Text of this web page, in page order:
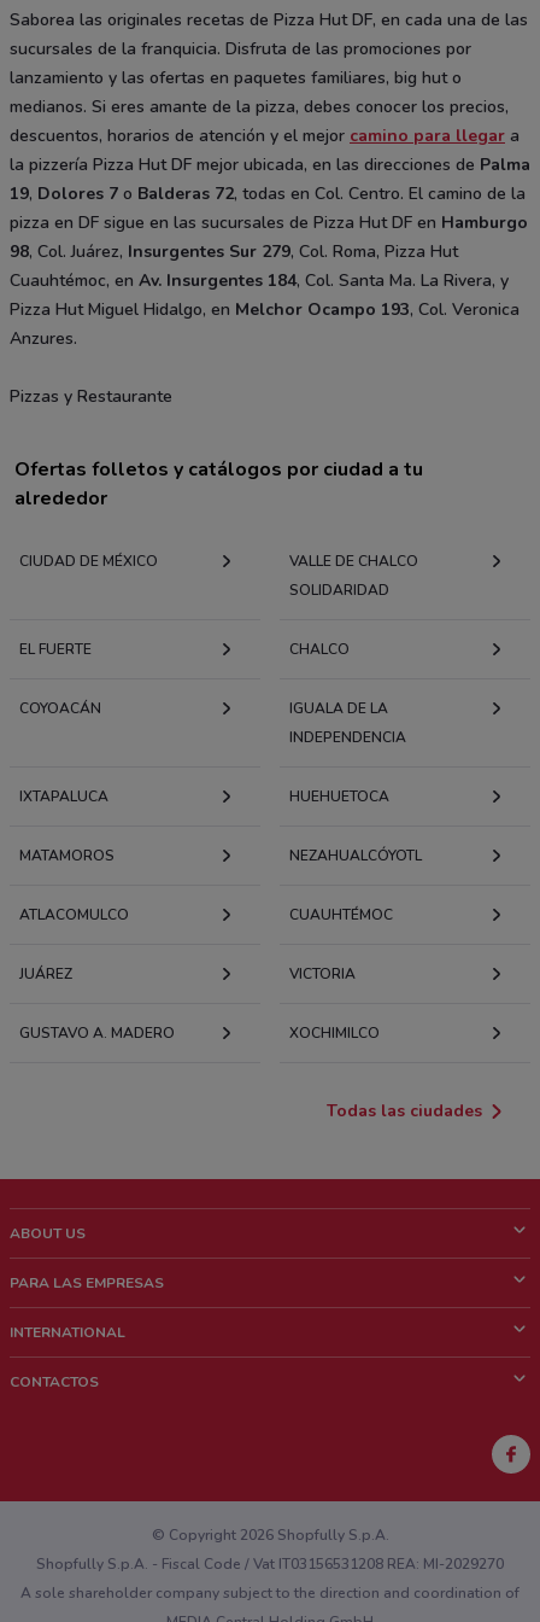
Saborea las originales recetas de Pizza Hut DF, en cada una de las
sucursales de la franquicia. Disfruta de las promociones por
lanzamiento y las ofertas en paquetes familiares, big hut o
medianos. Si eres amante de la pizza, debes conocer los precios,
descuentos, horarios de atención y el mejor camino para llegar a
la pizzería Pizza Hut DF mejor ubicada, en las direcciones de Palma
19, Dolores 7 o Balderas 72, todas en Col. Centro. El camino de la
pizza en DF sigue en las sucursales de Pizza Hut DF en Hamburgo
98, Col. Juárez, Insurgentes Sur 279, Col. Roma, Pizza Hut
Cuauhtémoc, en Av. Insurgentes 184, Col. Santa Ma. La Rivera, y
Pizza Hut Miguel Hidalgo, en Melchor Ocampo 193, Col. Veronica
Anzures.
Pizzas y Restaurante
Ofertas folletos y catálogos por ciudad a tu
alrededor
CIUDAD DE MÉXICO
VALLE DE CHALCO
SOLIDARIDAD
EL FUERTE CHALCO
COYOACÁN
IGUALA DE LA
INDEPENDENCIA
IXTAPALUCA HUEHUETOCA
MATAMOROS NEZAHUALCÓYOTL
ATLACOMULCO CUAUHTÉMOC
JUÁREZ VICTORIA
GUSTAVO A. MADERO XOCHIMILCO
Todas las ciudades
ABOUT US
¿Quiénes Somos?
Trabaja con nosotros
PARA LAS EMPRESAS
Contacto comercial
INTERNATIONAL
CONTACTOS
¿Encontraste un problema en la web o en la aplicación?
© Copyright 2026 Shopfully S.p.A.
Shopfully S.p.A. - Fiscal Code / Vat IT03156531208 REA: MI-2029270
A sole shareholder company subject to the direction and coordination of